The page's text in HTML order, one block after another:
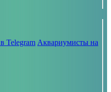
Telegram Аквариумисты на